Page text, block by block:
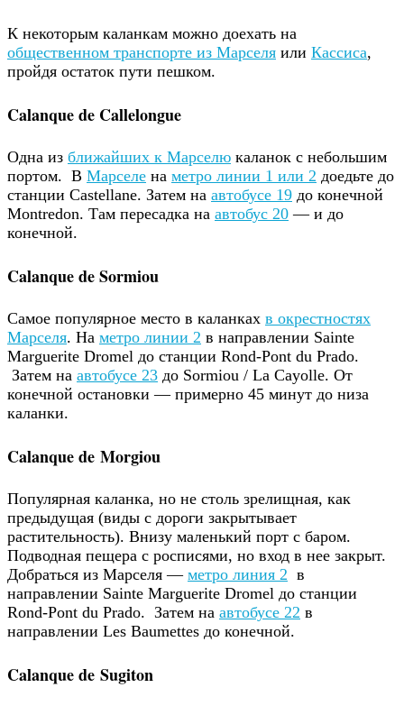
К некоторым каланкам можно доехать на
общественном транспорте из Марселя или Кассиса,
пройдя остаток пути пешком.
Calanque de Callelongue
Одна из ближайших к Марселю каланок с небольшим
портом. В Марселе на метро линии 1 или 2 доедьте до
станции Castellane. Затем на автобусе 19 до конечной
Montredon. Там пересадка на автобус 20 — и до
конечной.
Calanque de Sormiou
Самое популярное место в каланках в окрестностях
Марселя. На метро линии 2 в направлении Sainte
Marguerite Dromel до станции Rond-Pont du Prado.
Затем на автобусе 23 до Sormiou / La Cayolle. От
конечной остановки — примерно 45 минут до низа
каланки.
Calanque de Morgiou
Популярная каланка, но не столь зрелищная, как
предыдущая (виды с дороги закрытывает
растительность). Внизу маленький порт с баром.
Подводная пещера с росписями, но вход в нее закрыт.
Добраться из Марселя — метро линия 2 в
направлении Sainte Marguerite Dromel до станции
Rond-Pont du Prado. Затем на автобусе 22 в
направлении Les Baumettes до конечной.
Calanque de Sugiton